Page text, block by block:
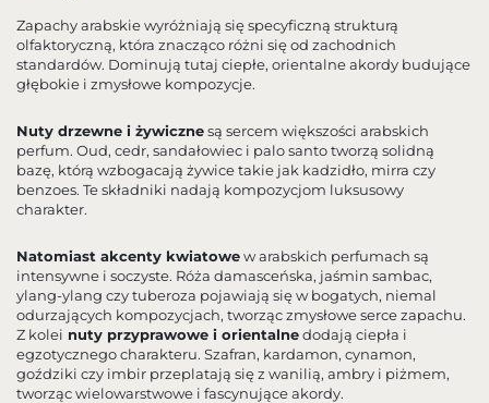
Zapachy arabskie wyróżniają się specyficzną strukturą
olfaktoryczną, która znacząco różni się od zachodnich
standardów. Dominują tutaj ciepłe, orientalne akordy budujące
głębokie i zmysłowe kompozycje.
Nuty drzewne i żywicznesą sercem większości arabskich
perfum. Oud, cedr, sandałowiec i palo santo tworzą solidną
bazę, którą wzbogacają żywice takie jak kadzidło, mirra czy
benzoes. Te składniki nadają kompozycjom luksusowy
charakter.
Natomiast akcenty kwiatowew arabskich perfumach są
intensywne i soczyste. Róża damasceńska, jaśmin sambac,
ylang-ylang czy tuberoza pojawiają się w bogatych, niemal
odurzających kompozycjach, tworząc zmysłowe serce zapachu.
Z kolei nuty przyprawowe i orientalnedodają ciepła i
egzotycznego charakteru. Szafran, kardamon, cynamon,
goździki czy imbir przeplatają się z wanilią, ambry i piżmem,
tworząc wielowarstwowe i fascynujące akordy.